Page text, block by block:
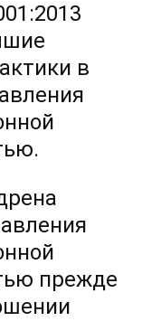
в
прежде